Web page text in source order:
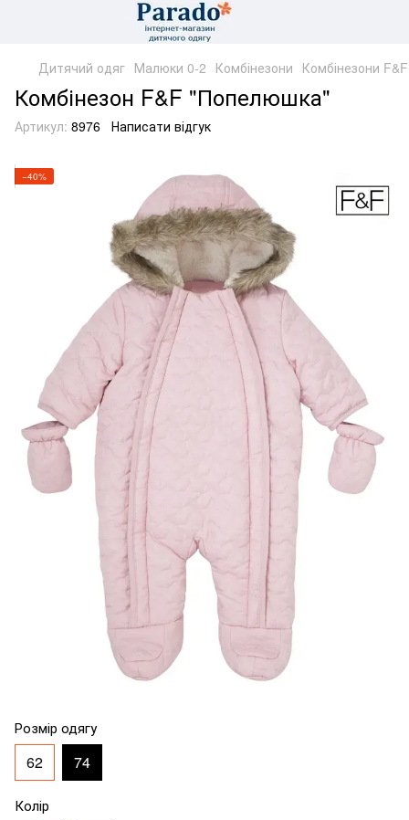
Дитячий одяг Малюки 0-2 Комбінезони Комбінезони F&F
Комбінезон F&F "Попелюшка"
Артикул: 8976 Написати відгук
−40%
Розмір одягу
62 74
Колір